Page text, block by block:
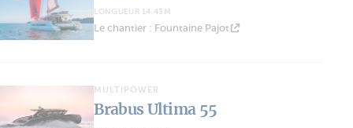
LONGUEUR 14.43M
Le chantier : Fountaine Pajot
MULTIPOWER
Brabus Ultima 55